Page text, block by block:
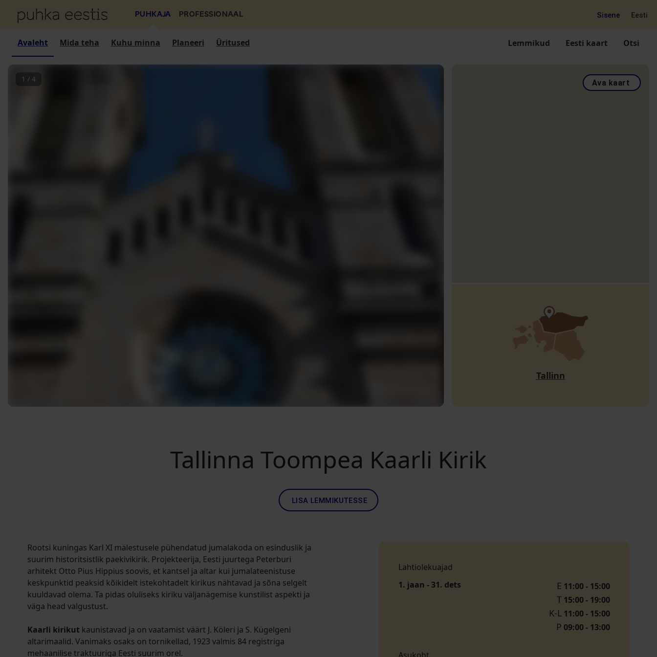
PUHKAJA PROFESSIONAAL Sisene Eesti
Avaleht Mida teha Kuhu minna Planeeri Üritused Lemmikud Eesti kaart Otsi
1 / 4 Ava kaart
Tallinn
Tallinna Toompea Kaarli Kirik
LISA LEMMIKUTESSE
Rootsi kuningas Karl XI mälestusele pühendatud jumalakoda on esinduslik ja
suurim historitsistlik paekivikirik. Projekteerija, Eesti juurtega Peterburi
arhitekt Otto Pius Hippius soovis, et kantsel ja altar kui jumalateenistuse
keskpunktid peaksid kõikidelt istekohtadelt kirikus nähtavad ja sõna selgelt
kuuldavad olema. Ta pidas oluliseks kiriku väljanägemise kunstilist aspekti ja
väga head valgustust.
Kaarli kirikut kaunistavad ja on vaatamist väärt J. Köleri ja S. Kügelgeni
altarimaalid. Vanimaks osaks on tornikellad, 1923 valmis 84 registriga
mehaanilise traktuuriga Eesti suurim orel.
Lahtiolekuajad
1. jaan - 31. dets
E 11:00 - 15:00
T 15:00 - 19:00
K-L 11:00 - 15:00
P 09:00 - 13:00